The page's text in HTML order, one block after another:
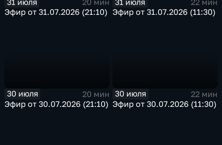
20 мин
Эфир от 31.07.2026 (21:10)
22 мин
Эфир от 31.07.2026 (11:30)
30 июля
20 мин
Эфир от 30.07.2026 (21:10)
30 июля
22 мин
Эфир от 30.07.2026 (11:30)